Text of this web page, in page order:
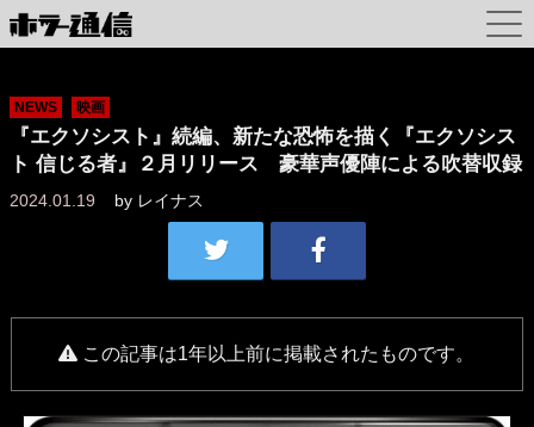
NEWS 映画
『エクソシスト』続編、新たな恐怖を描く『エクソシス
ト 信じる者』２月リリース 豪華声優陣による吹替収録
2024.01.19 by レイナス
この記事は1年以上前に掲載されたものです。